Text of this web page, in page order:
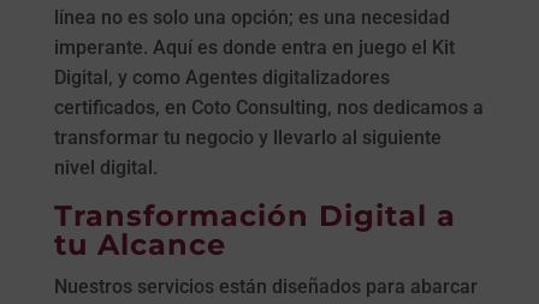
línea no es solo una opción; es una necesidad
imperante. Aquí es donde entra en juego el Kit
Digital, y como Agentes digitalizadores
certificados, en Coto Consulting, nos dedicamos a
transformar tu negocio y llevarlo al siguiente
nivel digital.
Transformación Digital a
tu Alcance
Nuestros servicios están diseñados para abarcar